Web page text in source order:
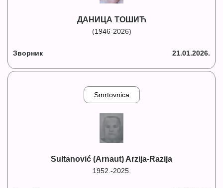
ДАНИЦА ТОШИЋ
(1946-2026)
Зворник 21.01.2026.
Smrtovnica
Sultanović (Arnaut) Arzija-Razija
1952.-2025.